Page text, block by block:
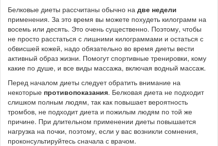
Белковые диеты рассчитаны обычно на две недели
применения. За это время вы можете похудеть килограмм на
восемь или десять. Это очень существенно. Поэтому, чтобы
не просто расстаться с лишними килограммами и остаться с
обвисшей кожей, надо обязательно во время диеты вести
активный образ жизни. Помогут спортивные тренировки, кому
какие по душе, и все виды массажа, включая водный массаж.
Перед началом диеты следует обратить внимание на
некоторые противопоказания. Белковая диета не подходит
слишком полным людям, так как повышает вероятность
тромбов, не подходит диета и пожилым людям по той же
причине. При длительном применении диеты повышается
нагрузка на почки, поэтому, если у вас возникли сомнения,
проконсультируйтесь сначала с врачом.